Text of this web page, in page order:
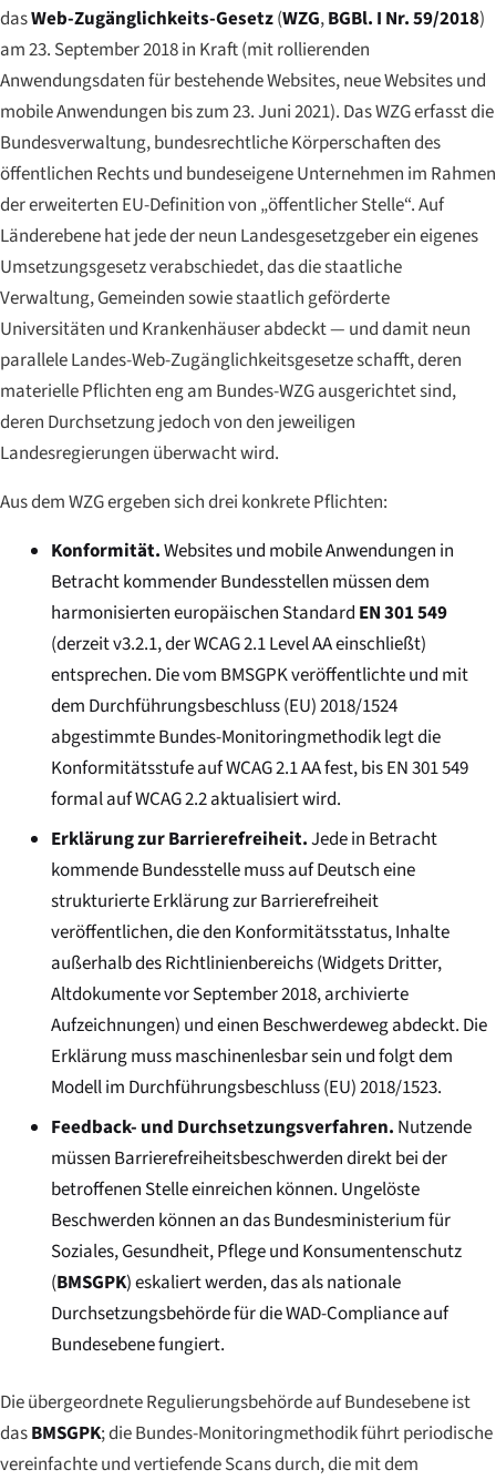
dasWeb-Zugänglichkeits-Gesetz(WZG,BGBl. I Nr. 59/2018)
am 23. September 2018 in Kraft (mit rollierenden
Anwendungsdaten für bestehende Websites, neue Websites und
mobile Anwendungen bis zum 23. Juni 2021). Das WZG erfasst die
Bundesverwaltung, bundesrechtliche Körperschaften des
öffentlichen Rechts und bundeseigene Unternehmen im Rahmen
der erweiterten EU-Definition von „öffentlicher Stelle“. Auf
Länderebene hat jede der neun Landesgesetzgeber ein eigenes
Umsetzungsgesetz verabschiedet, das die staatliche
Verwaltung, Gemeinden sowie staatlich geförderte
Universitäten und Krankenhäuser abdeckt — und damit neun
parallele Landes-Web-Zugänglichkeitsgesetze schafft, deren
materielle Pflichten eng am Bundes-WZG ausgerichtet sind,
deren Durchsetzung jedoch von den jeweiligen
Landesregierungen überwacht wird.
Aus dem WZG ergeben sich drei konkrete Pflichten:
Konformität.Websites und mobile Anwendungen in
Betracht kommender Bundesstellen müssen dem
harmonisierten europäischen Standard EN 301 549
(derzeit v3.2.1, der WCAG 2.1 Level AA einschließt)
entsprechen. Die vom BMSGPK veröffentlichte und mit
dem Durchführungsbeschluss (EU) 2018/1524
abgestimmte Bundes-Monitoringmethodik legt die
Konformitätsstufe auf WCAG 2.1 AA fest, bis EN 301 549
formal auf WCAG 2.2 aktualisiert wird.
Erklärung zur Barrierefreiheit.Jede in Betracht
kommende Bundesstelle muss auf Deutsch eine
strukturierte Erklärung zur Barrierefreiheit
veröffentlichen, die den Konformitätsstatus, Inhalte
außerhalb des Richtlinienbereichs (Widgets Dritter,
Altdokumente vor September 2018, archivierte
Aufzeichnungen) und einen Beschwerdeweg abdeckt. Die
Erklärung muss maschinenlesbar sein und folgt dem
Modell im Durchführungsbeschluss (EU) 2018/1523.
Feedback- und Durchsetzungsverfahren. Nutzende
müssen Barrierefreiheitsbeschwerden direkt bei der
betroffenen Stelle einreichen können. Ungelöste
Beschwerden können an das Bundesministerium für
Soziales, Gesundheit, Pflege und Konsumentenschutz
(BMSGPK) eskaliert werden, das als nationale
Durchsetzungsbehörde für die WAD-Compliance auf
Bundesebene fungiert.
Die übergeordnete Regulierungsbehörde auf Bundesebene ist
dasBMSGPK; die Bundes-Monitoringmethodik führt periodische
vereinfachte und vertiefende Scans durch, die mit dem